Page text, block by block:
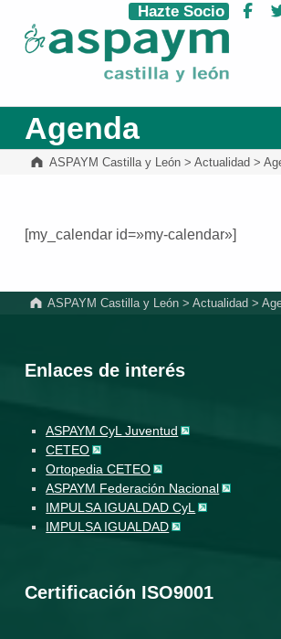
ASPAYM Castilla y León
Hazte Socio
Agenda
ASPAYM Castilla y León> Actualidad >
[my_calendar id=»my-calendar»]
ASPAYM Castilla y León >Actualidad >
Enlaces de interés
ASPAYM CyL Juventud
CETEO
Ortopedia CETEO
ASPAYM Federación Nacional
IMPULSA IGUALDAD CyL
IMPULSA IGUALDAD
Certificación ISO9001